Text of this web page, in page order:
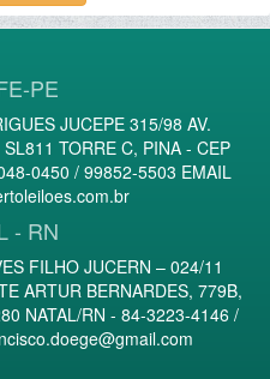
PE
JUCEPE 315/98 AV.
TORRE C, PINA - CEP
0450 / 99852-5503 EMAIL
- RN
FILHO JUCERN – 024/11
ARTUR BERNARDES, 779B,
NATAL/RN - 84-3223-4146 /